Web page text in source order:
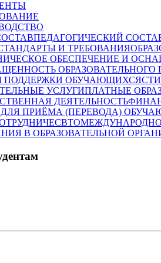
ПЕДАГОГИЧЕСКИЙ
ПЛАТНЫЕ